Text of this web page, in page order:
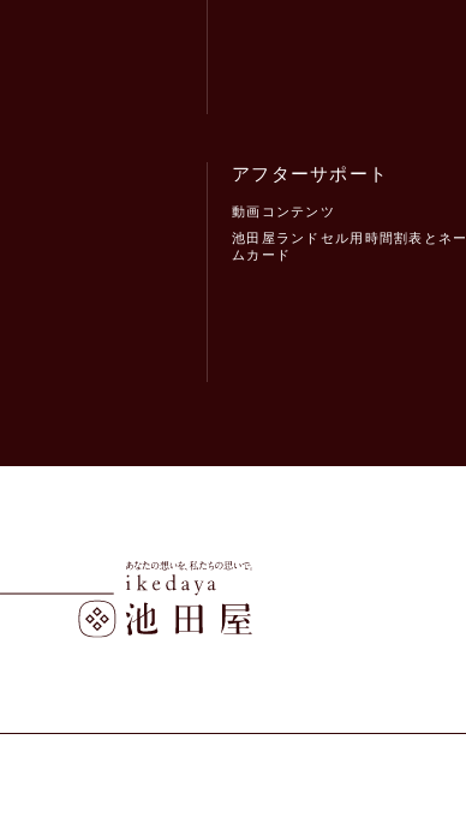
アフターサポート
動画コンテンツ
池田屋ランドセル用時間割表とネー
ムカード